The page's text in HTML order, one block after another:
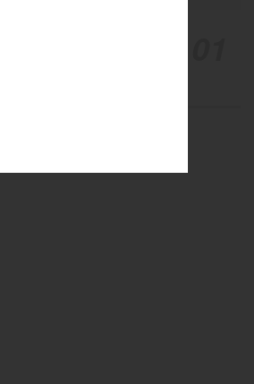
: Les adieux de